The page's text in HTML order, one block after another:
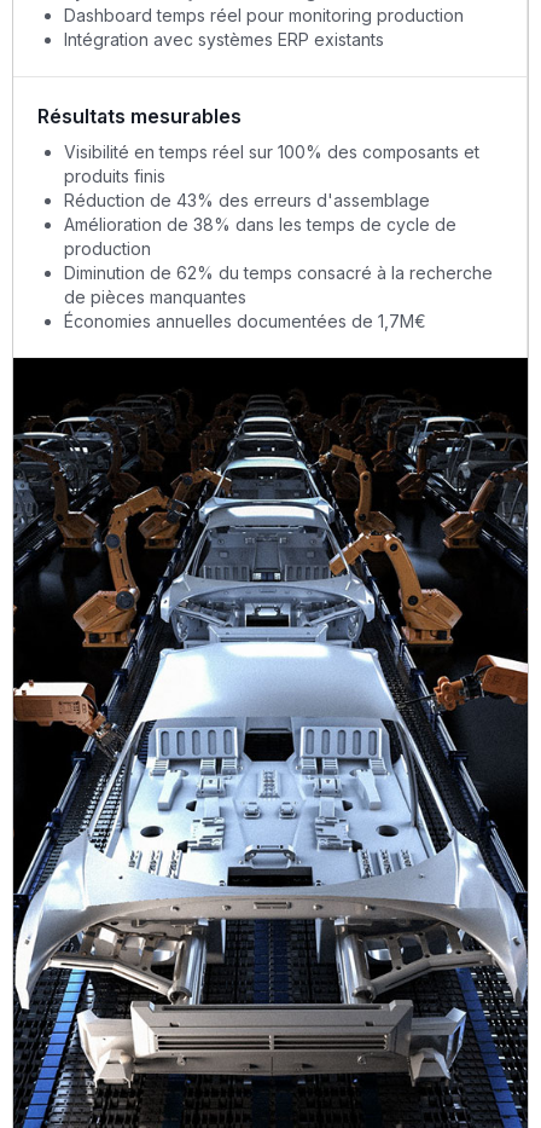
Dashboard temps réel pour monitoring production
Intégration avec systèmes ERP existants
Résultats mesurables
Visibilité en temps réel sur 100% des composants et
produits finis
Réduction de 43% des erreurs d'assemblage
Amélioration de 38% dans les temps de cycle de
production
Diminution de 62% du temps consacré à la recherche
de pièces manquantes
Économies annuelles documentées de 1,7M€